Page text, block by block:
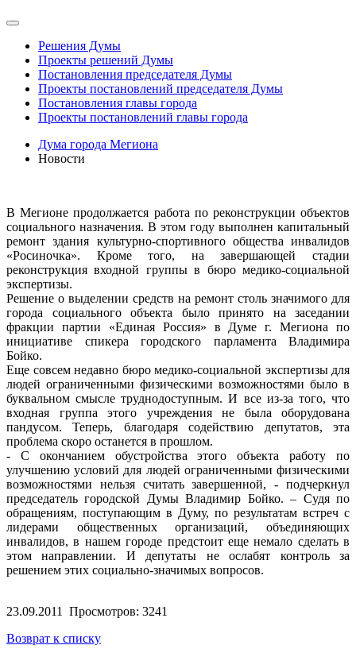
Решения Думы
Проекты решений Думы
Постановления председателя Думы
Проекты постановлений председателя Думы
Постановления главы города
Проекты постановлений главы города
Дума города Мегиона
Новости
В Мегионе продолжается работа по реконструкции объектов
социального назначения. В этом году выполнен капитальный
ремонт здания культурно-спортивного общества инвалидов
«Росиночка». Кроме того, на завершающей стадии
реконструкция входной группы в бюро медико-социальной
экспертизы.
Решение о выделении средств на ремонт столь значимого для
города социального объекта было принято на заседании
фракции партии «Единая Россия» в Думе г. Мегиона по
инициативе спикера городского парламента Владимира
Бойко.
Еще совсем недавно бюро медико-социальной экспертизы для
людей ограниченными физическими возможностями было в
буквальном смысле труднодоступным. И все из-за того, что
входная группа этого учреждения не была оборудована
пандусом. Теперь, благодаря содействию депутатов, эта
проблема скоро останется в прошлом.
- С окончанием обустройства этого объекта работу по
улучшению условий для людей ограниченными физическими
возможностями нельзя считать завершенной, - подчеркнул
председатель городской Думы Владимир Бойко. – Судя по
обращениям, поступающим в Думу, по результатам встреч с
лидерами общественных организаций, объединяющих
инвалидов, в нашем городе предстоит еще немало сделать в
этом направлении. И депутаты не ослабят контроль за
решением этих социально-значимых вопросов.
23.09.2011 Просмотров: 3241
Возврат к списку